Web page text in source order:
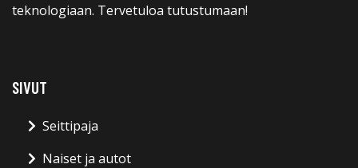
teknologiaan. Tervetuloa tutustumaan!
SIVUT
Seittipaja
Naiset ja autot